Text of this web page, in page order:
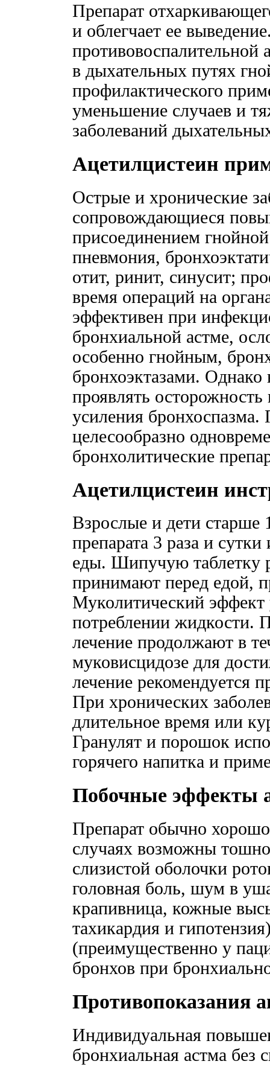
Препарат
и облегчает ее
в дыхательных путях
профилактического
уменьшение случаев и
заболеваний
Ацетилцистеин
Острые и хронические
сопровождающиеся
присоединением
пневмония,
отит, ринит, синусит;
время операций на
эффективен при
бронхиальной астме,
особенно гнойным,
бронхоэктазами. Однако
проявлять
усиления
целесообразно
бронхолитические
Ацетилцистеин
Взрослые и дети старше
препарата 3 раза и
еды. Шипучую таблетку
принимают перед едой,
Муколитический
потреблении жидкости.
лечение продолжают в
муковисцидозе для
лечение рекомендуется
При хронических
длительное время или
Гранулят и порошок
горячего напитка и
Побочные эффекты
Препарат обычно
случаях возможны
слизистой оболочки
головная боль, шум в
крапивница, кожные
тахикардия и
(преимущественно у
бронхов при
Противопоказания
Индивидуальная
бронхиальная астма